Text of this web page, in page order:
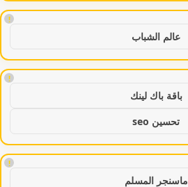
!
عالم الشباب
!
باقة باك لينك
تحسين seo
!
ماسنجر المسلم